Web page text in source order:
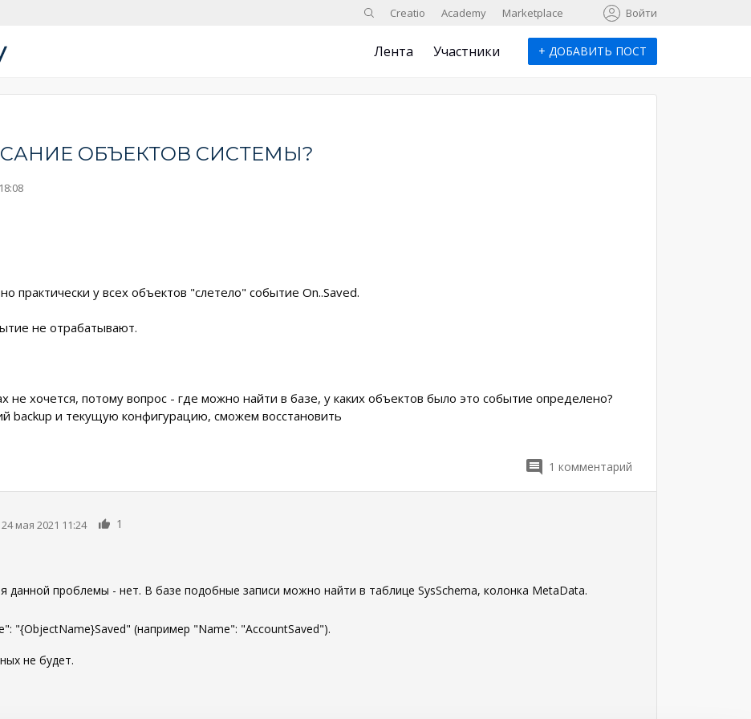
ПоискCreatio Academy Marketplace Войти
Лента Участники + ДОБАВИТЬ ПОСТ
ОБЪЕКТОВ СИСТЕМЫ?
практически у всех объектов "слетело" событие On..Saved.
не отрабатывают.
не хочется, потому вопрос - где можно найти в базе, у каких объектов было это событие определено?
backup и текущую конфигурацию, сможем восстановить
1 комментарий
24 мая 2021 11:24 1
данной проблемы - нет. В базе подобные записи можно найти в таблице SysSchema, колонка MetaData.
"{ObjectName}Saved" (например "Name": "AccountSaved").
не будет.